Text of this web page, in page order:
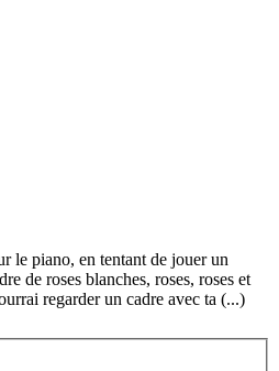
le piano, en tentant de jouer un
de roses blanches, roses, roses et
regarder un cadre avec ta (...)